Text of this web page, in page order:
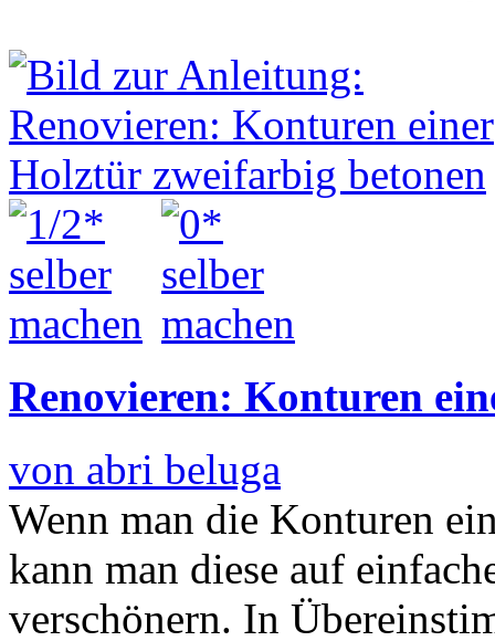
Renovieren: Konturen
von abri beluga
Wenn man die Konturen
kann man diese auf
verschönern. In